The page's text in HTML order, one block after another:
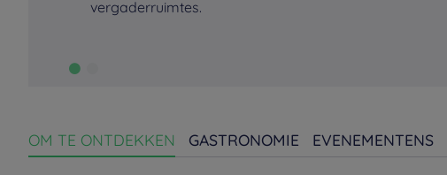
vergaderruimtes.
OM TE ONTDEKKEN GASTRONOMIE EVENEMENTENS